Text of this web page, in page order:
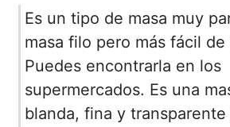
Es un tipo de masa muy
masa filo pero más fácil de
Puedes encontrarla en los
supermercados. Es una
blanda, fina y